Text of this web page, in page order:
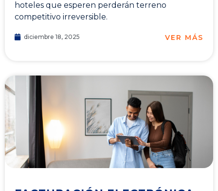
hoteles que esperen perderán terreno
competitivo irreversible.
diciembre 18, 2025 VER MÁS